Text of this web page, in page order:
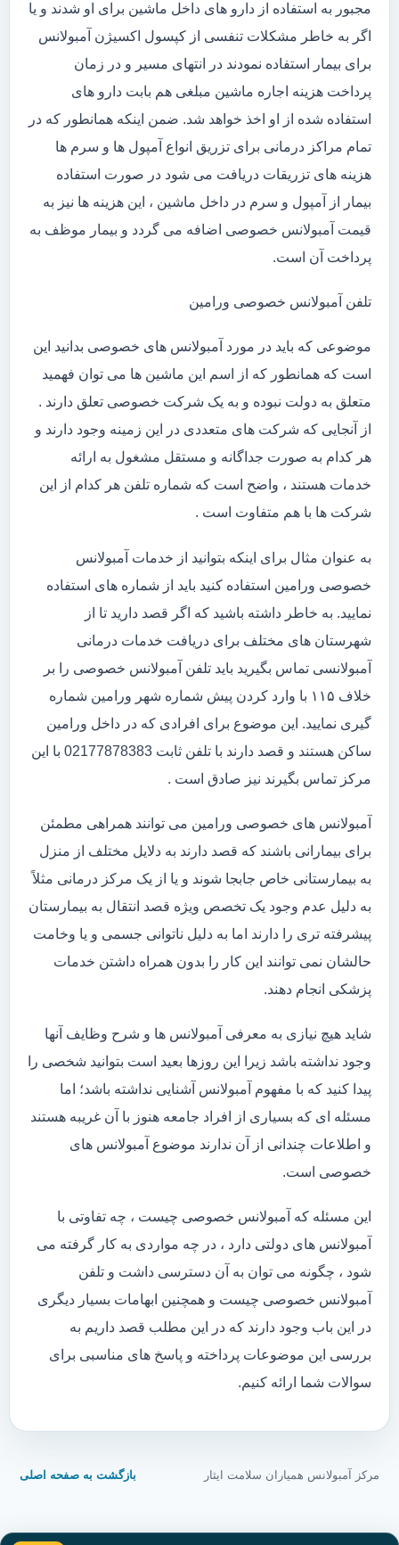
مجبور به استفاده از دارو های داخل ماشین برای او شدند و یا
اگر به خاطر مشکلات تنفسی از کپسول اکسیژن آمبولانس
برای بیمار استفاده نمودند در انتهای مسیر و در زمان
پرداخت هزینه اجاره ماشین مبلغی هم بابت دارو های
استفاده شده از او اخذ خواهد شد. ضمن اینکه همانطور که در
تمام مراکز درمانی برای تزریق انواع آمپول ها و سرم ها
هزینه های تزریقات دریافت می شود در صورت استفاده
بیمار از آمپول و سرم در داخل ماشین ، این هزینه ها نیز به
قیمت آمبولانس خصوصی اضافه می گردد و بیمار موظف به
پرداخت آن است.
تلفن آمبولانس خصوصی ورامین
موضوعی که باید در مورد آمبولانس های خصوصی بدانید این
است که همانطور که از اسم این ماشین ها می توان فهمید
متعلق به دولت نبوده و به یک شرکت خصوصی تعلق دارند .
از آنجایی که شرکت های متعددی در این زمینه وجود دارند و
هر کدام به صورت جداگانه و مستقل مشغول به ارائه
خدمات هستند ، واضح است که شماره تلفن هر کدام از این
شرکت ها با هم متفاوت است .
به عنوان مثال برای اینکه بتوانید از خدمات آمبولانس
خصوصی ورامین استفاده کنید باید از شماره های استفاده
نمایید. به خاطر داشته باشید که اگر قصد دارید تا از
شهرستان های مختلف برای دریافت خدمات درمانی
آمبولانسی تماس بگیرید باید تلفن آمبولانس خصوصی را بر
خلاف ۱۱۵ با وارد کردن پیش شماره شهر ورامین شماره
گیری نمایید. این موضوع برای افرادی که در داخل ورامین
ساکن هستند و قصد دارند با تلفن ثابت 02177878383 با این
مرکز تماس بگیرند نیز صادق است .
آمبولانس های خصوصی ورامین می توانند همراهی مطمئن
برای بیمارانی باشند که قصد دارند به دلایل مختلف از منزل
به بیمارستانی خاص جابجا شوند و یا از یک مرکز درمانی مثلاً
به دلیل عدم وجود یک تخصص ویژه قصد انتقال به بیمارستان
پیشرفته تری را دارند اما به دلیل ناتوانی جسمی و یا وخامت
حالشان نمی توانند این کار را بدون همراه داشتن خدمات
پزشکی انجام دهند.
شاید هیچ نیازی به معرفی آمبولانس ها و شرح وظایف آنها
وجود نداشته باشد زیرا این روزها بعید است بتوانید شخصی را
پیدا کنید که با مفهوم آمبولانس آشنایی نداشته باشد؛ اما
مسئله ای که بسیاری از افراد جامعه هنوز با آن غریبه هستند
و اطلاعات چندانی از آن ندارند موضوع آمبولانس های
خصوصی است.
این مسئله که آمبولانس خصوصی چیست ، چه تفاوتی با
آمبولانس های دولتی دارد ، در چه مواردی به کار گرفته می
شود ، چگونه می توان به آن دسترسی داشت و تلفن
آمبولانس خصوصی چیست و همچنین ابهامات بسیار دیگری
در این باب وجود دارند که در این مطلب قصد داریم به
بررسی این موضوعات پرداخته و پاسخ های مناسبی برای
سوالات شما ارائه کنیم.
مرکز آمبولانس همیاران سلامت ایثار بازگشت به صفحه اصلی